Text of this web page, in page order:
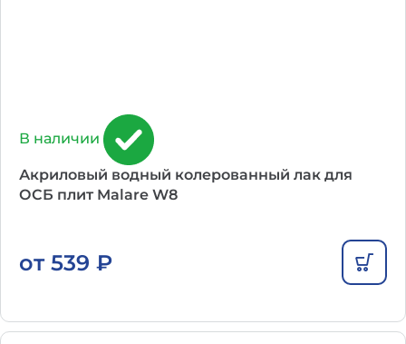
В наличии
Акриловый водный колерованный лак для
ОСБ плит Malare W8
от 539 ₽